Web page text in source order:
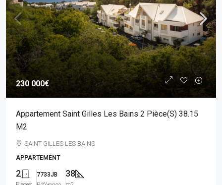
230 000€
Appartement Saint Gilles Les Bains 2 Pièce(s) 38.15
M2
SAINT GILLES LES BAINS
APPARTEMENT
2
7733JB
38